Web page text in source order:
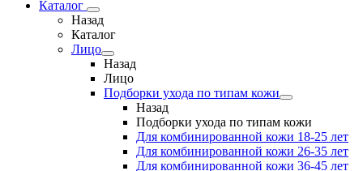
Каталог
Назад
Каталог
Лицо
Назад
Лицо
Подборки ухода по типам кожи
Назад
Подборки ухода по типам кожи
Для комбинированной кожи 18-25 лет
Для комбинированной кожи 26-35 лет
Для комбинированной кожи 36-45 лет